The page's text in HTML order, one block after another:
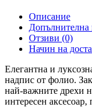
Описание
Отзиви (0)
Начин на
Елегантна и
надпис от фолио.
най-важните дрехи
интересен аксесоар,